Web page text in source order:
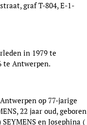
graf T-804, E-1-
in 1979 te
te Antwerpen.
op 77-jarige
22 jaar oud, geboren
en Josephina (